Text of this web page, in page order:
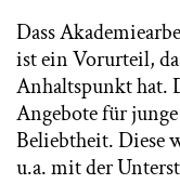
Dass
ist ein Vorurteil,
Anhaltspunkt hat.
Angebote für
Beliebtheit. Diese
u.a. mit der